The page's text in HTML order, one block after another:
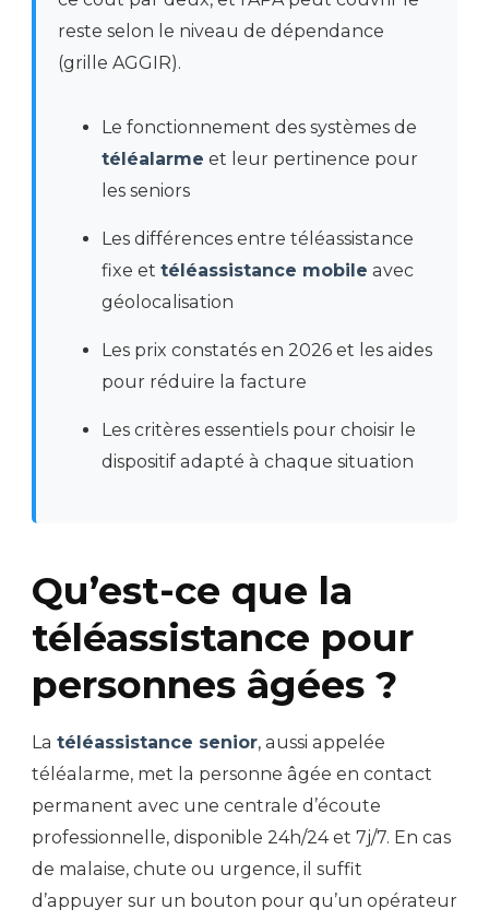
reste selon le niveau de dépendance
(grille AGGIR).
Le fonctionnement des systèmes de
téléalarme et leur pertinence pour
les seniors
Les différences entre téléassistance
fixe et téléassistance mobile avec
géolocalisation
Les prix constatés en 2026 et les aides
pour réduire la facture
Les critères essentiels pour choisir le
dispositif adapté à chaque situation
Qu’est-ce que la
téléassistance pour
personnes âgées ?
La téléassistance senior, aussi appelée
téléalarme, met la personne âgée en contact
permanent avec une centrale d’écoute
professionnelle, disponible 24h/24 et 7j/7. En cas
de malaise, chute ou urgence, il suffit
d’appuyer sur un bouton pour qu’un opérateur